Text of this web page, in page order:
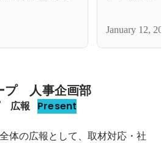
January 12,
プ　人事企画部
広報 Present
体の広報として、取材対応・社